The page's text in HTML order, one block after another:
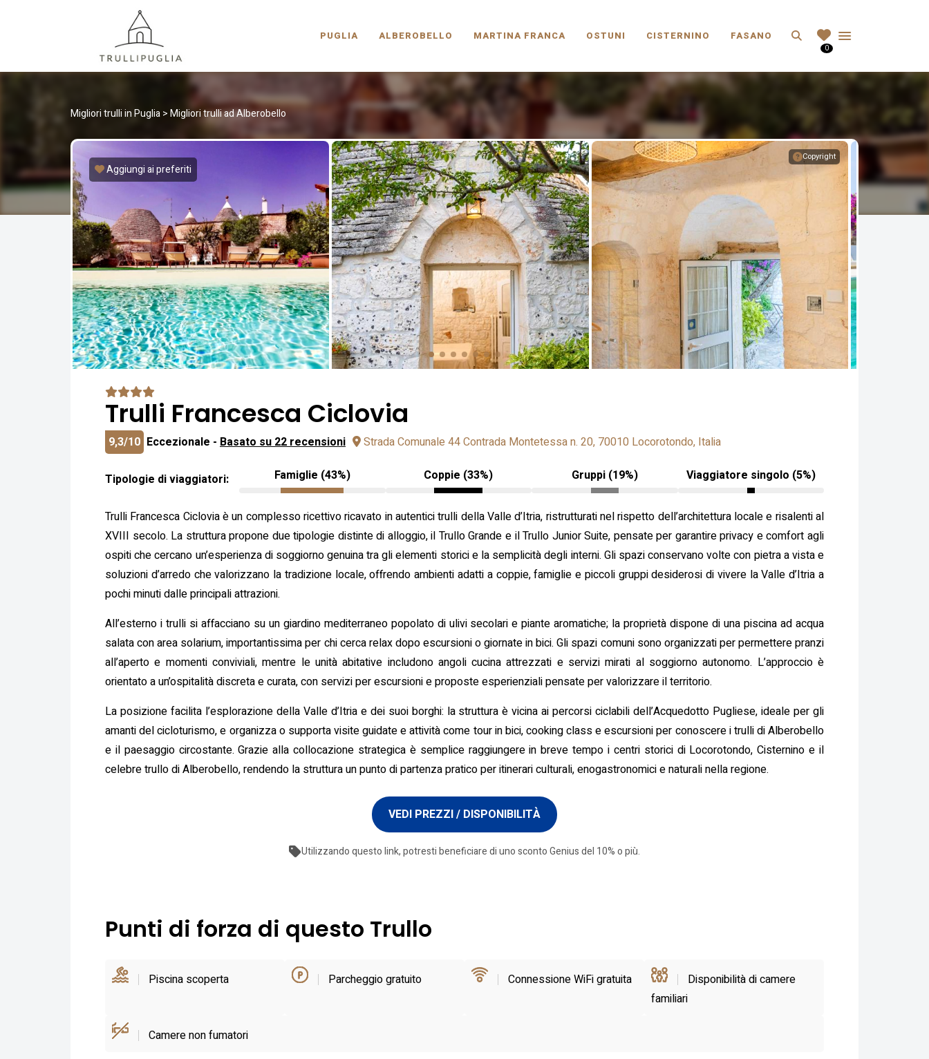
PUGLIA ALBEROBELLO MARTINA FRANCA OSTUNI CISTERNINO FASANO Search
0
Migliori trulli in Puglia>Migliori trulli ad Alberobello
Copyright
Aggiungi ai preferiti
Trulli Francesca Ciclovia
9,3/10 Eccezionale - Basato su 22 recensioni Strada Comunale 44 Contrada Montetessa n. 20, 70010 Locorotondo, Italia
Tipologie di viaggiatori: Famiglie (43%) Coppie (33%) Gruppi (19%) Viaggiatore singolo (5%)
Trulli Francesca Ciclovia è un complesso ricettivo ricavato in autentici trulli della Valle d’Itria, ristrutturati nel rispetto dell’architettura locale e risalenti al
XVIII secolo. La struttura propone due tipologie distinte di alloggio, il Trullo Grande e il Trullo Junior Suite, pensate per garantire privacy e comfort agli
ospiti che cercano un’esperienza di soggiorno genuina tra gli elementi storici e la semplicità degli interni. Gli spazi conservano volte con pietra a vista e
soluzioni d’arredo che valorizzano la tradizione locale, offrendo ambienti adatti a coppie, famiglie e piccoli gruppi desiderosi di vivere la Valle d’Itria a
pochi minuti dalle principali attrazioni.
All’esterno i trulli si affacciano su un giardino mediterraneo popolato di ulivi secolari e piante aromatiche; la proprietà dispone di una piscina ad acqua
salata con area solarium, importantissima per chi cerca relax dopo escursioni o giornate in bici. Gli spazi comuni sono organizzati per permettere pranzi
all’aperto e momenti conviviali, mentre le unità abitative includono angoli cucina attrezzati e servizi mirati al soggiorno autonomo. L’approccio è
orientato a un’ospitalità discreta e curata, con servizi per escursioni e proposte esperienziali pensate per valorizzare il territorio.
La posizione facilita l’esplorazione della Valle d’Itria e dei suoi borghi: la struttura è vicina ai percorsi ciclabili dell’Acquedotto Pugliese, ideale per gli
amanti del cicloturismo, e organizza o supporta visite guidate e attività come tour in bici, cooking class e escursioni per conoscere i trulli di Alberobello
e il paesaggio circostante. Grazie alla collocazione strategica è semplice raggiungere in breve tempo i centri storici di Locorotondo, Cisternino e il
celebre trullo di Alberobello, rendendo la struttura un punto di partenza pratico per itinerari culturali, enogastronomici e naturali nella regione.
VEDI PREZZI / DISPONIBILITÀ
Utilizzando questo link, potresti beneficiare di uno sconto Genius del 10% o più.
Punti di forza di questo Trullo
Piscina scoperta Parcheggio gratuito Connessione WiFi gratuita
Disponibilità di camere
familiari
Camere non fumatori